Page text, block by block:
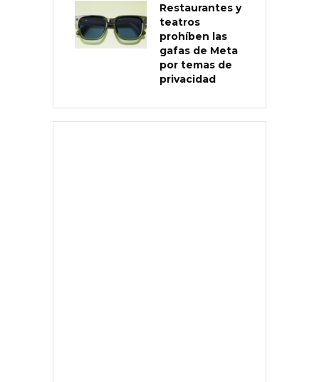
Restaurantes y
teatros
prohíben las
gafas de Meta
por temas de
privacidad